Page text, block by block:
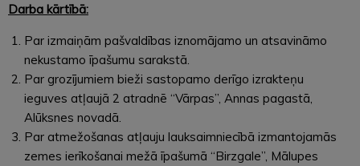
Darba kārtībā:
Par izmaiņām pašvaldības iznomājamo un atsavināmo
nekustamo īpašumu sarakstā.
Par grozījumiem bieži sastopamo derīgo izrakteņu
ieguves atļaujā 2 atradnē “Vārpas”, Annas pagastā,
Alūksnes novadā.
Par atmežošanas atļauju lauksaimniecībā izmantojamās
zemes ierīkošanai mežā īpašumā “Birzgale”, Mālupes